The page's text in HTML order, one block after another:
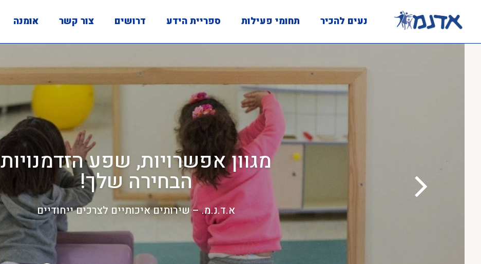
נעים להכיר תחומי פעילות ספריית הידע דרושים צור קשר אומנה
מגוון אפשרויות, שפע הזדמנויות
הבחירה שלך!
א.ד.נ.מ. – שירותים איכותיים לצרכים ייחודיים